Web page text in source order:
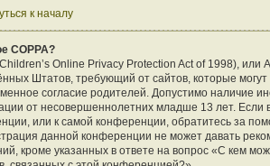
к началу
COPPA?
Online Privacy Protection Act of 1998),
Штатов, требующий от сайтов, которые
согласие родителей. Допустимо наличие
от несовершеннолетних младше 13 лет. Если
или к самой конференции, обратитесь за
данной конференции не может давать
кроме указанных в ответе на вопрос «С кем